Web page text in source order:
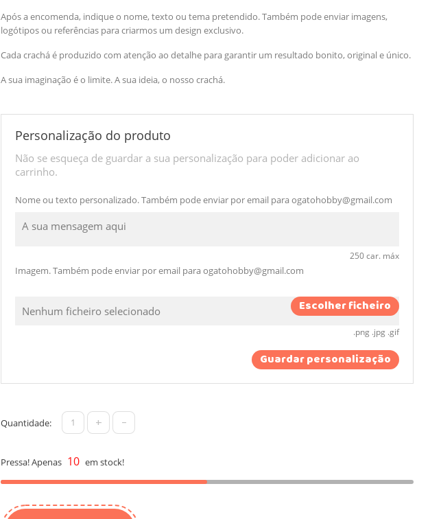
Após a encomenda, indique o nome, texto ou tema pretendido. Também pode enviar imagens,
logótipos ou referências para criarmos um design exclusivo.
Cada crachá é produzido com atenção ao detalhe para garantir um resultado bonito, original e único.
A sua imaginação é o limite. A sua ideia, o nosso crachá.
Personalização do produto
Não se esqueça de guardar a sua personalização para poder adicionar ao
carrinho.
Nome ou texto personalizado. Também pode enviar por email para ogatohobby@gmail.com
250 car. máx
Imagem. Também pode enviar por email para ogatohobby@gmail.com
Nenhum ficheiro selecionado Escolher ficheiro
.png .jpg .gif
Guardar personalização
Quantidade: + -
Pressa! Apenas 10 em stock!